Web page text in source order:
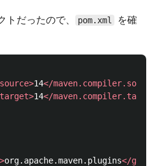
だったので、 pom.xml
を確
14</
14</
org.apache.maven.plugins</